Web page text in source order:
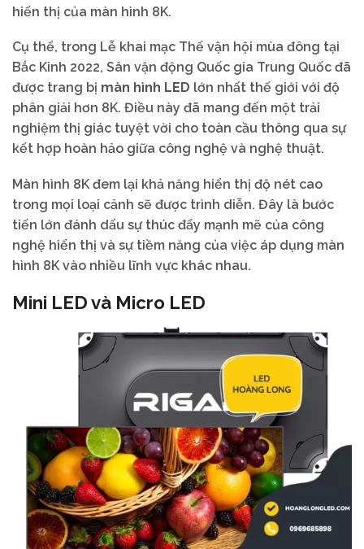
hiển thị của màn hình 8K.
Cụ thể, trong Lễ khai mạc Thế vận hội mùa đông tại
Bắc Kinh 2022, Sân vận động Quốc gia Trung Quốc đã
được trang bị màn hình LED lớn nhất thế giới với độ
phân giải hơn 8K. Điều này đã mang đến một trải
nghiệm thị giác tuyệt vời cho toàn cầu thông qua sự
kết hợp hoàn hảo giữa công nghệ và nghệ thuật.
Màn hình 8K đem lại khả năng hiển thị độ nét cao
trong mọi loại cảnh sẽ được trình diễn. Đây là bước
tiến lớn đánh dấu sự thúc đẩy mạnh mẽ của công
nghệ hiển thị và sự tiềm năng của việc áp dụng màn
hình 8K vào nhiều lĩnh vực khác nhau.
Mini LED và Micro LED